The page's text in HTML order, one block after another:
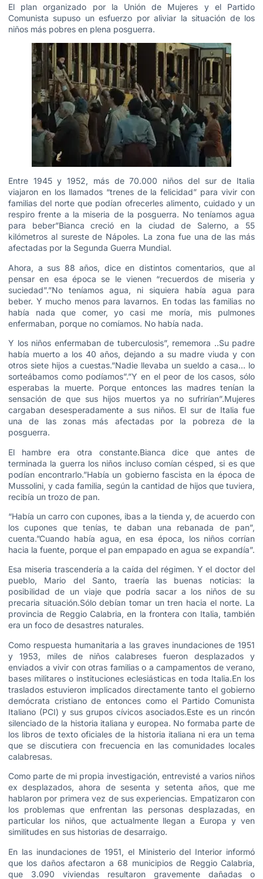
El plan organizado por la Unión de Mujeres y el Partido
Comunista supuso un esfuerzo por aliviar la situación de los
niños más pobres en plena posguerra.
Entre 1945 y 1952, más de 70.000 niños del sur de Italia
viajaron en los llamados “trenes de la felicidad” para vivir con
familias del norte que podían ofrecerles alimento, cuidado y un
respiro frente a la miseria de la posguerra. No teníamos agua
para beber”Bianca creció en la ciudad de Salerno, a 55
kilómetros al sureste de Nápoles. La zona fue una de las más
afectadas por la Segunda Guerra Mundial.
Ahora, a sus 88 años, dice en distintos comentarios, que al
pensar en esa época se le vienen “recuerdos de miseria y
suciedad”.”No teníamos agua, ni siquiera había agua para
beber. Y mucho menos para lavarnos. En todas las familias no
había nada que comer, yo casi me moría, mis pulmones
enfermaban, porque no comíamos. No había nada.
Y los niños enfermaban de tuberculosis”, rememora ..Su padre
había muerto a los 40 años, dejando a su madre viuda y con
otros siete hijos a cuestas.”Nadie llevaba un sueldo a casa… lo
sorteábamos como podíamos”.”Y en el peor de los casos, sólo
esperabas la muerte. Porque entonces las madres tenían la
sensación de que sus hijos muertos ya no sufrirían”.Mujeres
cargaban desesperadamente a sus niños. El sur de Italia fue
una de las zonas más afectadas por la pobreza de la
posguerra.
El hambre era otra constante.Bianca dice que antes de
terminada la guerra los niños incluso comían césped, si es que
podían encontrarlo.”Había un gobierno fascista en la época de
Mussolini, y cada familia, según la cantidad de hijos que tuviera,
recibía un trozo de pan.
“Había un carro con cupones, ibas a la tienda y, de acuerdo con
los cupones que tenías, te daban una rebanada de pan”,
cuenta.”Cuando había agua, en esa época, los niños corrían
hacia la fuente, porque el pan empapado en agua se expandía”.
Esa miseria trascendería a la caída del régimen. Y el doctor del
pueblo, Mario del Santo, traería las buenas noticias: la
posibilidad de un viaje que podría sacar a los niños de su
precaria situación.Sólo debían tomar un tren hacia el norte. La
provincia de Reggio Calabria, en la frontera con Italia, también
era un foco de desastres naturales.
Como respuesta humanitaria a las graves inundaciones de 1951
y 1953, miles de niños calabreses fueron desplazados y
enviados a vivir con otras familias o a campamentos de verano,
bases militares o instituciones eclesiásticas en toda Italia.En los
traslados estuvieron implicados directamente tanto el gobierno
demócrata cristiano de entonces como el Partido Comunista
Italiano (PCI) y sus grupos cívicos asociados.Este es un rincón
silenciado de la historia italiana y europea. No formaba parte de
los libros de texto oficiales de la historia italiana ni era un tema
que se discutiera con frecuencia en las comunidades locales
calabresas.
Como parte de mi propia investigación, entrevisté a varios niños
ex desplazados, ahora de sesenta y setenta años, que me
hablaron por primera vez de sus experiencias. Empatizaron con
los problemas que enfrentan las personas desplazadas, en
particular los niños, que actualmente llegan a Europa y ven
similitudes en sus historias de desarraigo.
En las inundaciones de 1951, el Ministerio del Interior informó
que los daños afectaron a 68 municipios de Reggio Calabria,
que 3.090 viviendas resultaron gravemente dañadas o